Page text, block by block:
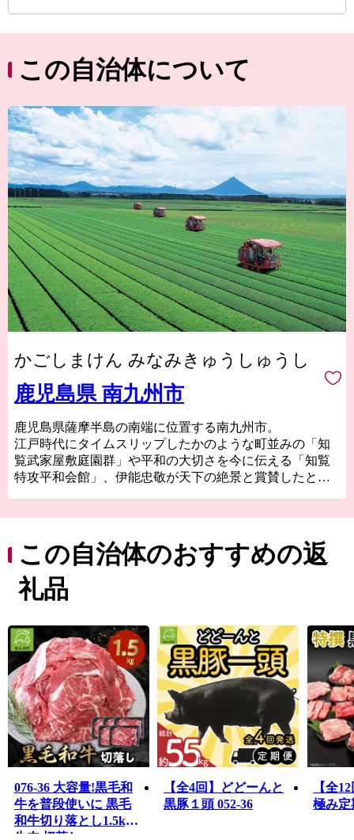
この自治体について
かごしまけん みなみきゅうしゅうし
鹿児島県 南九州市
鹿児島県薩摩半島の南端に位置する南九州市。
江戸時代にタイムスリップしたかのような町並みの「知
覧武家屋敷庭園群」や平和の大切さを今に伝える「知覧
特攻平和会館」、伊能忠敬が天下の絶景と賞賛したと伝
茶」や「さつまいも」などの農産物のほか、鹿児島黒
牛・黒豚をはじめ、鶏卵などの畜産物、それらの加工品
が数多くあります。
南九州市自慢の特産品を、ふるさと納税でぜひお楽しみ
■南九州市ふるさと納税品の不適正表示についてのお詫び
とご報告
本市へのふるさと納税のお礼として取り扱っていた「有
限会社水迫畜産」の牛肉の返礼品について、不適切な表
示があったことが確認されました。
寄附者の皆様には、ご心配とご迷惑をおかけしましたこ
とを、深くお詫び申し上げます。
本市では、直ちに当該事業者の返礼品に係る寄附の受付
また、既に寄附をいただき未発送の当該事業者の返礼品
について発送を見合わせておりますので、今後、個別に
ご連絡をさせていただきます。
この自治体のおすすめの返
礼品
076-36 大容量!黒毛和
牛を普段使いに 黒毛
和牛切り落とし1.5kg
【全4回】どどーんと
黒豚１頭 052-36
【全
極み定